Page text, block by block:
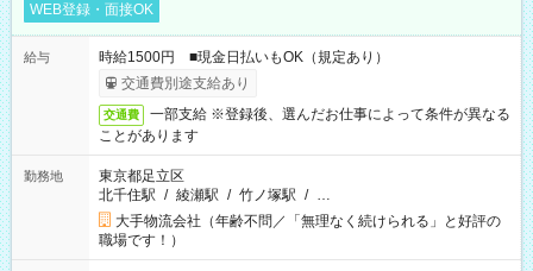
WEB登録・面接OK
給与
時給1500円 ■現金日払いもOK（規定あり）
交通費別途支給あり
交通費
一部支給 ※登録後、選んだお仕事によって条件が異なる
ことがあります
勤務地
東京都足立区
北千住駅 / 綾瀬駅 / 竹ノ塚駅 / …
大手物流会社（年齢不問／「無理なく続けられる」と好評の
職場です！）